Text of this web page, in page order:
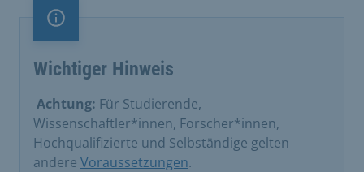
Information
Wichtiger Hinweis
Achtung: Für Studierende,
Wissenschaftler*innen, Forscher*innen,
Hochqualifizierte und Selbständige gelten
andere Voraussetzungen.